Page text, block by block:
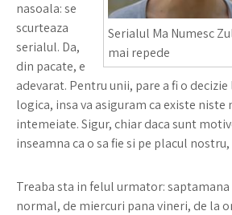
Serialul Ma Numesc
mai repede
nasoala: se
scurteaza
serialul. Da,
din pacate, e
adevarat. Pentru unii, pare a fi o
logica, insa va asiguram ca existe niste
intemeiate. Sigur, chiar daca sunt
inseamna ca o sa fie si pe placul
Treaba sta in felul urmator:
normal, de miercuri pana vineri, de la